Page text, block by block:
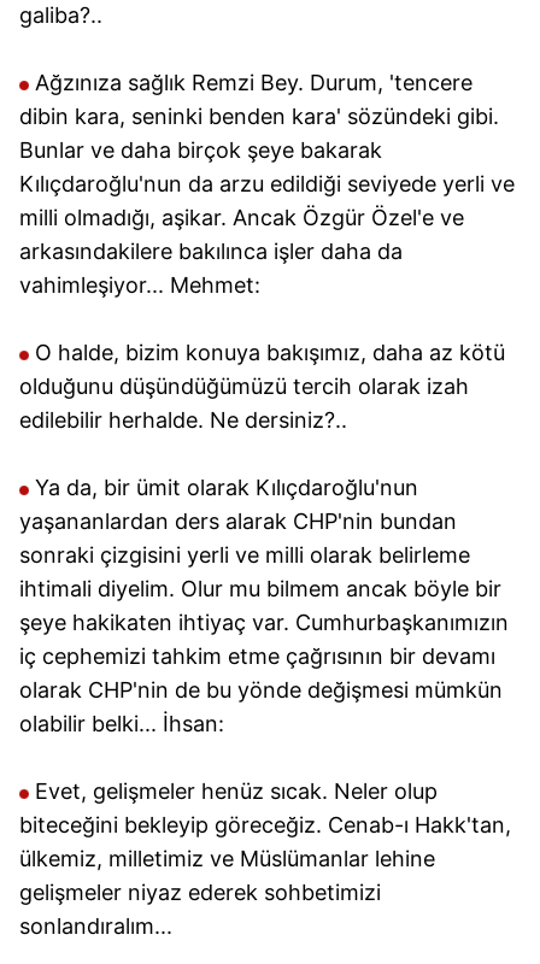
galiba?..
Ağzınıza sağlık Remzi Bey. Durum, 'tencere
dibin kara, seninki benden kara' sözündeki gibi.
Bunlar ve daha birçok şeye bakarak
Kılıçdaroğlu'nun da arzu edildiği seviyede yerli ve
milli olmadığı, aşikar. Ancak Özgür Özel'e ve
arkasındakilere bakılınca işler daha da
vahimleşiyor... Mehmet:
O halde, bizim konuya bakışımız, daha az kötü
olduğunu düşündüğümüzü tercih olarak izah
edilebilir herhalde. Ne dersiniz?..
Ya da, bir ümit olarak Kılıçdaroğlu'nun
yaşananlardan ders alarak CHP'nin bundan
sonraki çizgisini yerli ve milli olarak belirleme
ihtimali diyelim. Olur mu bilmem ancak böyle bir
şeye hakikaten ihtiyaç var. Cumhurbaşkanımızın
iç cephemizi tahkim etme çağrısının bir devamı
olarak CHP'nin de bu yönde değişmesi mümkün
olabilir belki... İhsan:
Evet, gelişmeler henüz sıcak. Neler olup
biteceğini bekleyip göreceğiz. Cenab-ı Hakk'tan,
ülkemiz, milletimiz ve Müslümanlar lehine
gelişmeler niyaz ederek sohbetimizi
sonlandıralım...